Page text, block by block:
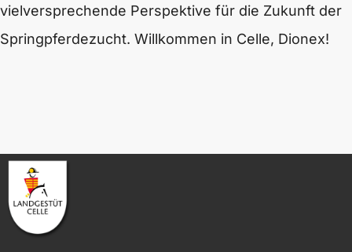
vielversprechende Perspektive für die Zukunft der
Springpferdezucht. Willkommen in Celle, Dionex!